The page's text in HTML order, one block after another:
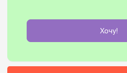
Хочу!